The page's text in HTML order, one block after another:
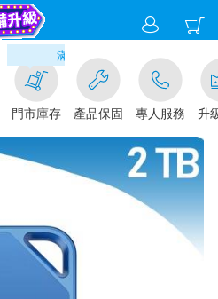
滿千元門市取貨現折1%(部分商
門市庫存 產品保固 專人服務 升